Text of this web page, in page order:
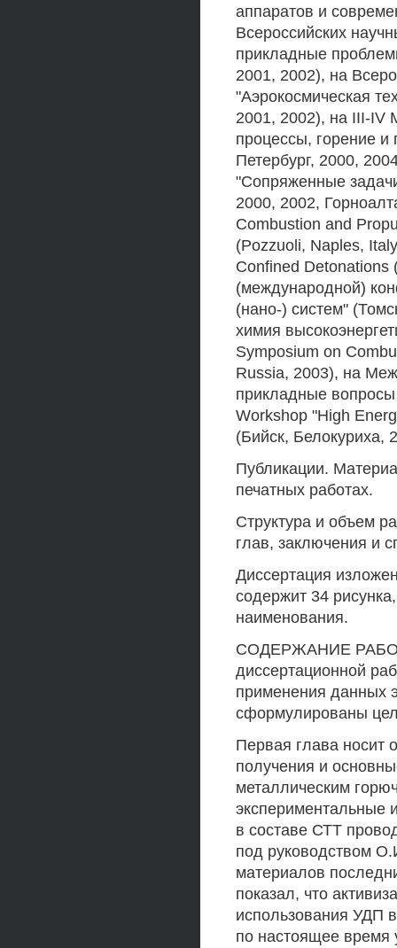
аппаратов и
Всероссийских
прикладные
2001, 2002), на
"Аэрокосмическая
2001, 2002), на III-IV
процессы, горение и
Петербург, 2000,
"Сопряженные
2000, 2002,
Combustion and
(Pozzuoli, Naples,
Confined Detonations
(международной)
(нано-) систем"
химия
Symposium on
Russia, 2003), на
прикладные
Workshop "High
(Бийск, Белокуриха,
Публикации.
печатных работах.
Структура и объем
глав, заключения и
Диссертация
содержит 34
наименования.
СОДЕРЖАНИЕ
диссертационной
применения данных
сформулированы
Первая глава носит
получения и
металлическим
экспериментальные
в составе СТТ
под руководством
материалов
показал, что
использования УДП
по настоящее время